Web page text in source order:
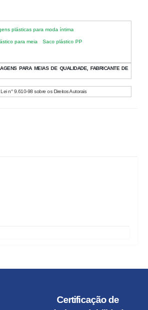
plásticas para moda íntima
para meia Saco plástico PP
PARA MEIAS DE QUALIDADE, FABRICANTE DE
n° 9.610-98 sobre os Direitos Autorais
Certificação de